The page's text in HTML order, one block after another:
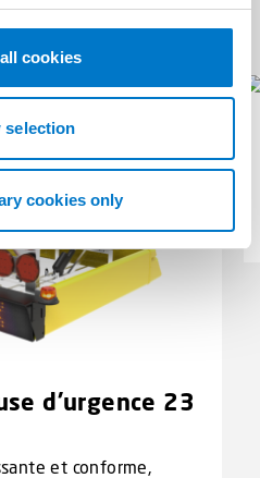
cookies
selection
cookies only
(10)
d'urgence 23
et conforme,